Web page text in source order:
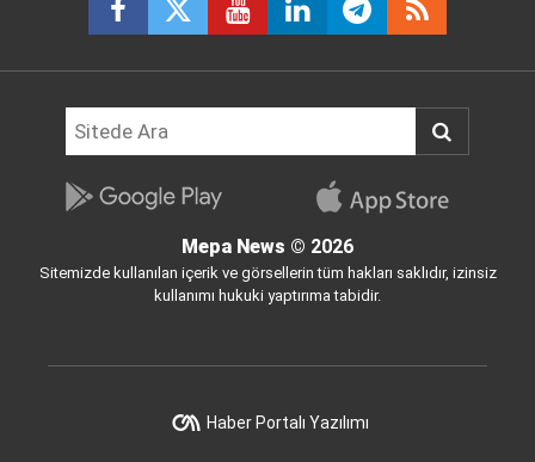
Mepa News © 2026
Sitemizde kullanılan içerik ve görsellerin tüm hakları saklıdır, izinsiz
kullanımı hukuki yaptırıma tabidir.
Haber Portalı Yazılımı